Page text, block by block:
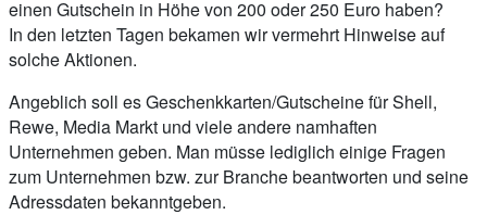
einen Gutschein in Höhe von 200 oder 250 Euro haben?
In den letzten Tagen bekamen wir vermehrt Hinweise auf
solche Aktionen.
Angeblich soll es Geschenkkarten/Gutscheine für Shell,
Rewe, Media Markt und viele andere namhaften
Unternehmen geben. Man müsse lediglich einige Fragen
zum Unternehmen bzw. zur Branche beantworten und seine
Adressdaten bekanntgeben.